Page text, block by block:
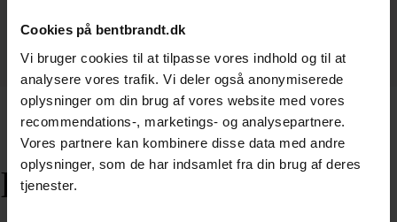
Cookies på bentbrandt.dk
Vi bruger cookies til at tilpasse vores indhold og til at
analysere vores trafik. Vi deler også anonymiserede
oplysninger om din brug af vores website med vores
recommendations-, marketings- og analysepartnere.
Vores partnere kan kombinere disse data med andre
oplysninger, som de har indsamlet fra din brug af deres
tjenester.
Relaterede varer